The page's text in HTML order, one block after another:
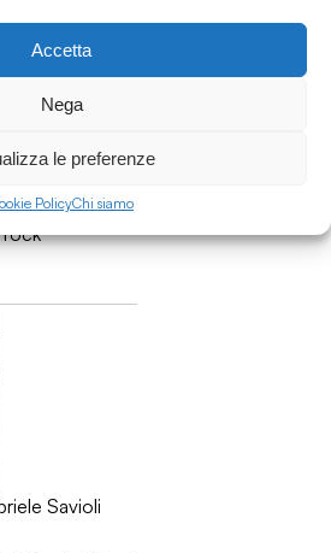
Accetta
Nega
le preferenze
PolicyChi siamo
Savioli
rock
Savioli